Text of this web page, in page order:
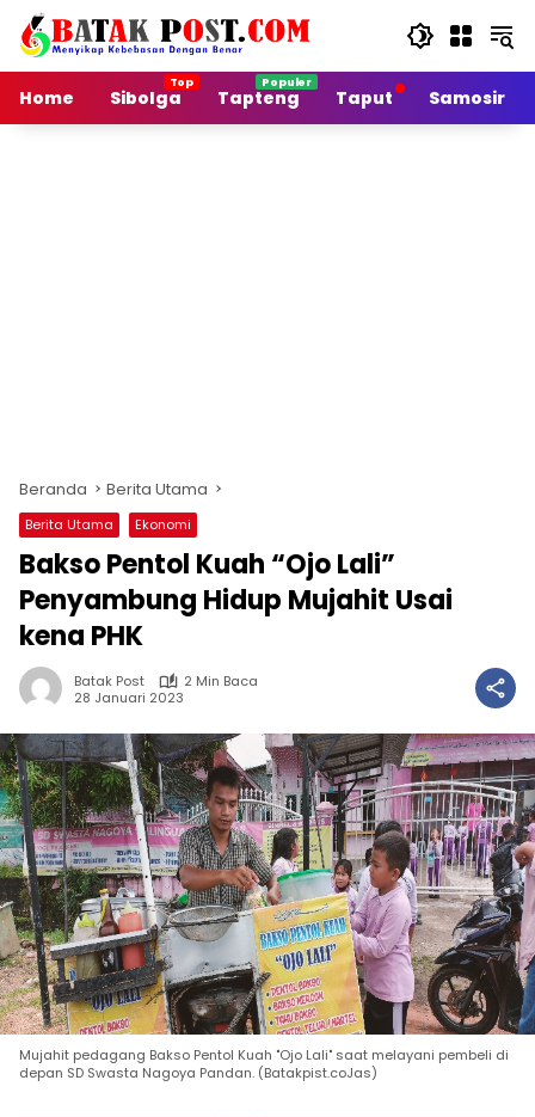
Langsung
konten
Home
Sibolga Tapteng Taput Samosir
Beranda Berita Utama
Berita Utama Ekonomi
Bakso Pentol Kuah “Ojo Lali”
Penyambung Hidup Mujahit Usai
kena PHK
Batak Post
2 Min Baca
28 Januari 2023
Mujahit pedagang Bakso Pentol Kuah "Ojo Lali" saat melayani pembeli di
depan SD Swasta Nagoya Pandan. (Batakpist.coJas)